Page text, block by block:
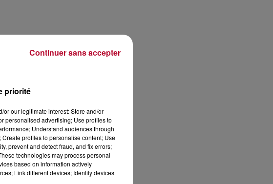
priorité
our legitimate interest: Store and/or
personalised advertising; Use profiles to
Understand audiences through
profiles to personalise content; Use
prevent and detect fraud, and fix errors;
technologies may process personal
based on information actively
Link different devices; Identify devices
Continuer sans accepter